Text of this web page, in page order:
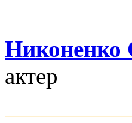
Никоненко
актер